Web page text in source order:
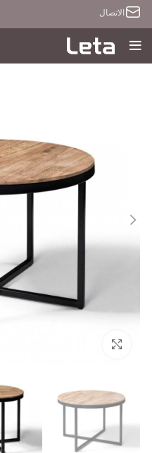
الاتصال